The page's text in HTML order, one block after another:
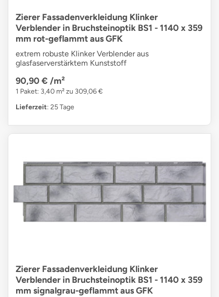
Zierer Fassadenverkleidung Klinker
Verblender in Bruchsteinoptik BS1 - 1140 x 359
mm rot-geflammt aus GFK
extrem robuste Klinker Verblender aus
glasfaserverstärktem Kunststoff
90,90 € /m²
1 Paket: 3,40 m² zu 309,06 €
Lieferzeit: 25 Tage
Zierer Fassadenverkleidung Klinker
Verblender in Bruchsteinoptik BS1 - 1140 x 359
mm signalgrau-geflammt aus GFK